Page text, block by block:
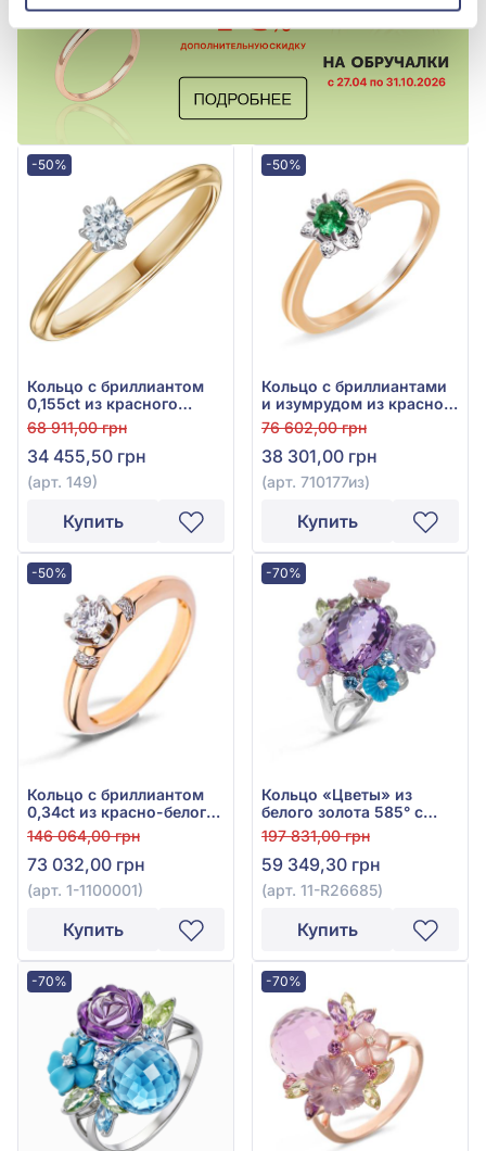
-50%
Кольцо с бриллиантом
0,155ct из красного
золота 585°, арт. 149
68 911,00 грн
34 455,50 грн
(арт. 149)
Купить
-50%
Кольцо с бриллиантами
и изумрудом из красно-
белого золота 585°, арт.
710177из
76 602,00 грн
38 301,00 грн
(арт. 710177из)
Купить
-50%
Кольцо с бриллиантом
0,34ct из красно-белого
золота 585°, арт. 1-
1100001
146 064,00 грн
73 032,00 грн
(арт. 1-1100001)
Купить
-70%
Кольцо «Цветы» из
белого золота 585° с
бриллиантом 0,04ct,
топазом Sky Blue 0,24ct,
аметистом 7,74ct,
гранатом родолит
0,08ct, бирюзой 0,32ct,
перламутром 1,37ct, арт.
197 831,00 грн
59 349,30 грн
(арт. 11-R26685)
Купить
-70% -70%